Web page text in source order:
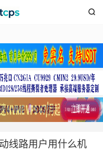

线路用户用什么机